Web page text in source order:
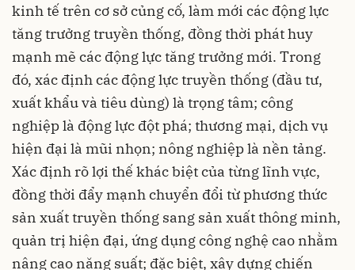
kinh tế trên cơ sở củng cố, làm mới các động lực
tăng trưởng truyền thống, đồng thời phát huy
mạnh mẽ các động lực tăng trưởng mới. Trong
đó, xác định các động lực truyền thống (đầu tư,
xuất khẩu và tiêu dùng) là trọng tâm; công
nghiệp là động lực đột phá; thương mại, dịch vụ
hiện đại là mũi nhọn; nông nghiệp là nền tảng.
Xác định rõ lợi thế khác biệt của từng lĩnh vực,
đồng thời đẩy mạnh chuyển đổi từ phương thức
sản xuất truyền thống sang sản xuất thông minh,
quản trị hiện đại, ứng dụng công nghệ cao nhằm
nâng cao năng suất; đặc biệt, xây dựng chiến